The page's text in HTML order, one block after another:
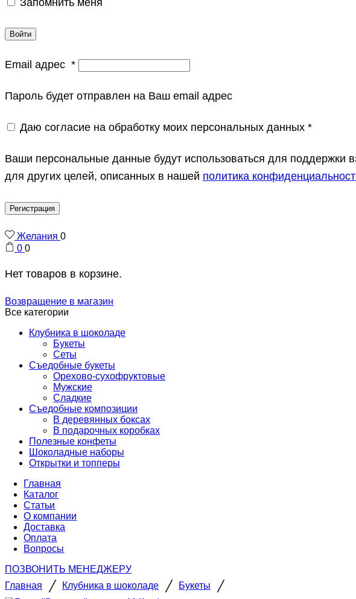
Войти
Email адрес *
Пароль будет отправлен на Ваш email адрес
Даю согласие на обработку моих персональных данных *
Ваши персональные данные будут использоваться для поддержки
для других целей, описанных в нашей политика
Регистрация
Желания 0
0 0
Нет товаров в корзине.
Возвращение в магазин
Все категории
Клубника в шоколаде
Букеты
Сеты
Съедобные букеты
Орехово-сухофруктовые
Мужские
Сладкие
Съедобные композиции
В деревянных боксах
В подарочных коробках
Полезные конфеты
Шоколадные наборы
Открытки и топперы
Главная
Каталог
Статьи
О компании
Доставка
Оплата
Вопросы
ПОЗВОНИТЬ МЕНЕДЖЕРУ
Главная
/ Клубника в шоколаде / Букеты /